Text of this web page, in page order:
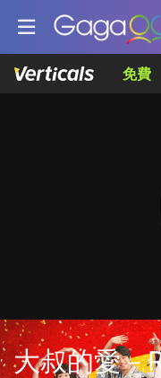
免費
大叔的愛－